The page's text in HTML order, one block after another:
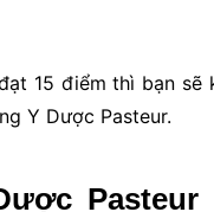
15 điểm thì bạn
Y Dược Pasteur.